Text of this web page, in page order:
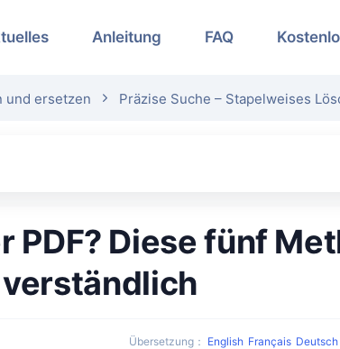
Anleitung FAQ
und ersetzen Präzise Suche – Stapelweises
verständlich
Übersetzung ： English Français Deutsch